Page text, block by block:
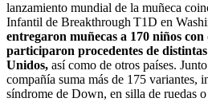
lanzamiento mundial de la muñeca
Infantil de Breakthrough T1D en
entregaron muñecas a 170 niños con
participaron procedentes de
Unidos, así como de otros países.
compañía suma más de 175 variantes,
síndrome de Down, en silla de ruedas